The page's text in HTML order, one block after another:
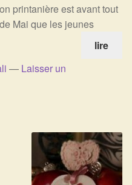
Mystères de l’Invisible
printanière est avant tout
Mai que les jeunes
lire
— Laisser un